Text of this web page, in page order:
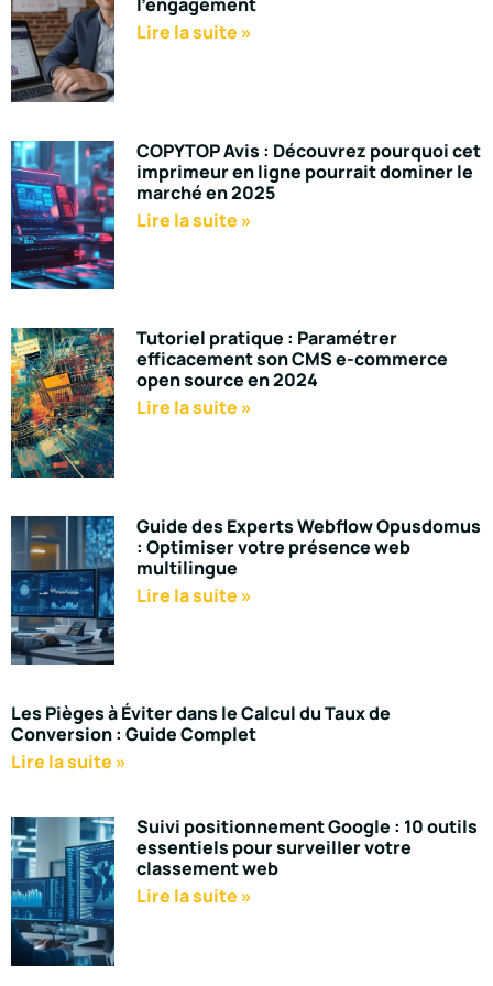
Lire la suite »
COPYTOP Avis : Découvrez pourquoi cet
imprimeur en ligne pourrait dominer le
marché en 2025
Lire la suite »
Tutoriel pratique : Paramétrer
efficacement son CMS e-commerce
open source en 2024
Lire la suite »
Guide des Experts Webflow Opusdomus
: Optimiser votre présence web
multilingue
Lire la suite »
Les Pièges à Éviter dans le Calcul du Taux de
Conversion : Guide Complet
Lire la suite »
Suivi positionnement Google : 10 outils
essentiels pour surveiller votre
classement web
Lire la suite »